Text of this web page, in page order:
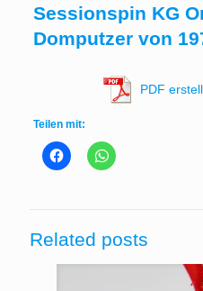
Sessionspin KG
Domputzer von
PDF
Teilen mit:
Related posts